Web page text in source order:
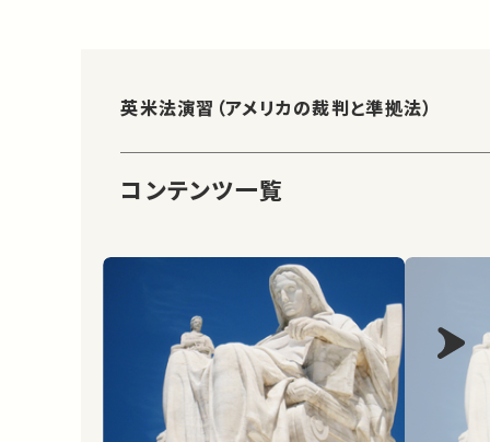
英米法演習（アメリカの裁判と準拠法）
コンテンツ一覧